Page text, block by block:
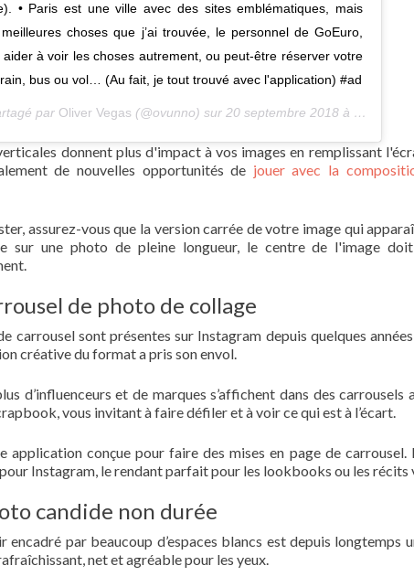
• Paris est une ville avec des sites emblématiques, mais
meilleures choses que j’ai trouvée, le personnel de GoEuro,
aider à voir les choses autrement, ou peut-être réserver votre
bus ou vol… (Au fait, je tout trouvé avec l'application) #ad
par Oliver Vegas (@ovunno) sur 20 septembre 2018 à 08h11 HAP
donnent plus d'impact à vos images en remplissant
de nouvelles opportunités de jouer avec la
assurez-vous que la version carrée de votre image qui
sur une photo de pleine longueur, le centre de l'image
de photo de collage
carrousel sont présentes sur Instagram depuis quelques
créative du format a pris son envol.
d’influenceurs et de marques s’affichent dans des
vous invitant à faire défiler et à voir ce qui est à l’écart.
application conçue pour faire des mises en page de
Instagram, le rendant parfait pour les lookbooks ou les récits
candide non durée
encadré par beaucoup d’espaces blancs est depuis
net et agréable pour les yeux.